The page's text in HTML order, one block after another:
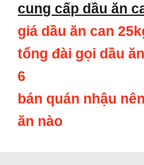
cung cấp dầu ăn
giá dầu ăn can
tổng đài gọi dầu
6
bán quán nhậu
ăn nào